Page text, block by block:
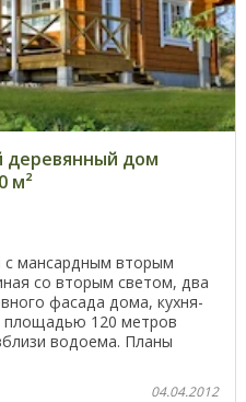
деревянный дом
м²
мансардным вторым
со вторым светом, два
фасада дома, кухня-
площадью 120 метров
водоема. Планы
04.04.2012